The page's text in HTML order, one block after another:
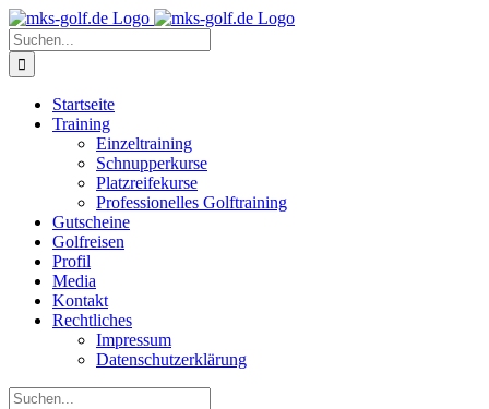
Zum
Inhalt
springen
Suche
nach:
Startseite
Training
Einzeltraining
Schnupperkurse
Platzreifekurse
Professionelles Golftraining
Gutscheine
Golfreisen
Profil
Media
Kontakt
Rechtliches
Impressum
Datenschutzerklärung
Suche